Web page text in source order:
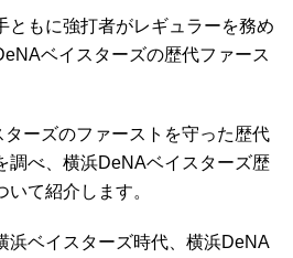
ともに強打者がレギュラーを務め
ベイスターズの歴代ファース
ーズのファーストを守った歴代
調べ、横浜DeNAベイスターズ歴
て紹介します。
浜ベイスターズ時代、横浜DeNA